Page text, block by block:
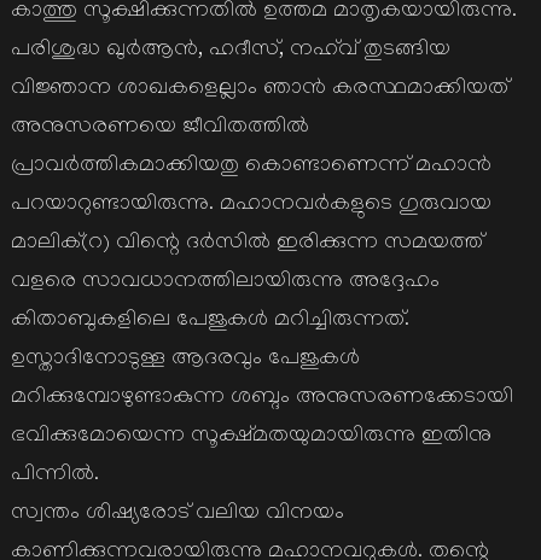
കാത്തു സൂക്ഷിക്കുന്നതില്‍ ഉത്തമ മാതൃകയായിരുന്നു.
പരിശുദ്ധ ഖുര്‍ആന്‍, ഹദീസ്, നഹ്‌വ് തുടങ്ങിയ
വിജ്ഞാന ശാഖകളെല്ലാം ഞാന്‍ കരസ്ഥമാക്കിയത്
അനുസരണയെ ജീവിതത്തില്‍
പ്രാവര്‍ത്തികമാക്കിയതു കൊണ്ടാണെന്ന് മഹാന്‍
പറയാറുണ്ടായിരുന്നു. മഹാനവര്‍കളുടെ ഗുരുവായ
മാലിക്(റ) വിന്റെ ദര്‍സില്‍ ഇരിക്കുന്ന സമയത്ത്
വളരെ സാവധാനത്തിലായിരുന്നു അദ്ദേഹം
കിതാബുകളിലെ പേജുകള്‍ മറിച്ചിരുന്നത്.
ഉസ്താദിനോടുള്ള ആദരവും പേജുകള്‍
മറിക്കുമ്പോഴുണ്ടാകുന്ന ശബ്ദം അനുസരണക്കേടായി
ഭവിക്കുമോയെന്ന സൂക്ഷ്മതയുമായിരുന്നു ഇതിനു
പിന്നില്‍.
സ്വന്തം ശിഷ്യരോട് വലിയ വിനയം
കാണിക്കുന്നവരായിരുന്നു മഹാനവറുകള്‍. തന്റെ